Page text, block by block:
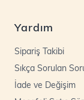
Yardım
Sipariş Takibi
Sıkça Sorulan
İade ve Değişim